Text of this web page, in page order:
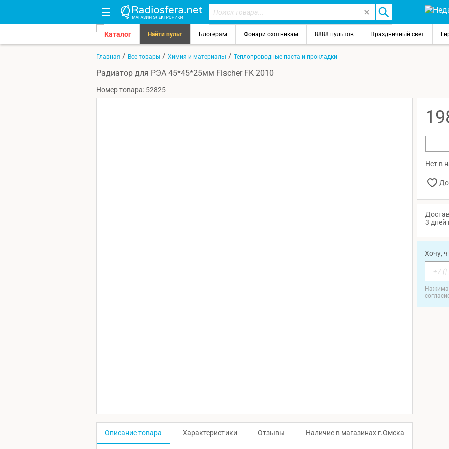
Каталог Найти пульт Блогерам Фонари охотникам 8888 пультов Праздничный свет
Главная / Все товары / Химия и материалы / Теплопроводные паста и прокладки
Радиатор для РЭА 45*45*25мм Fischer FK 2010
Номер товара: 52825
Нет в
3 дней
Хочу,
Описание товара Характеристики Отзывы Наличие в магазинах г.Омска